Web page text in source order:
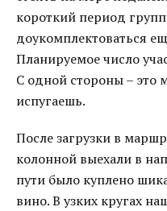
короткий период
доукомплектоваться
Планируемое число
С одной стороны – это
испугаешь.
После загрузки в
колонной выехали в
пути было куплено
вино. В узких кругах